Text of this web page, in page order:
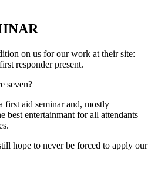
on us for our work at their site:
responder present.
seven?
first aid seminar and, mostly
best entertainmant for all attendants
hope to never be forced to apply our